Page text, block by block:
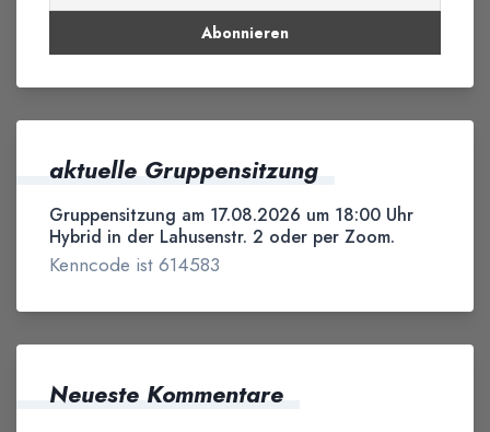
aktuelle Gruppensitzung
Gruppensitzung am 17.08.2026 um 18:00 Uhr
Hybrid in der Lahusenstr. 2 oder per Zoom.
Kenncode ist 614583
Neueste Kommentare